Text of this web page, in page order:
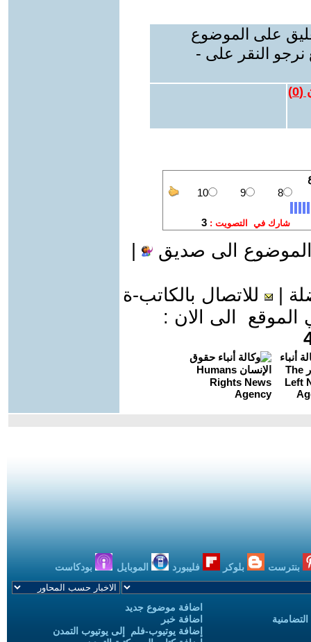
على الموضوع
نرجو النقر على -
(
0
)
الى صديق
للاتصال بالكاتب-ة
الى الان :
بنترست بلوكر فليبورد الموبايل بودكاست
اضافة موضوع جديد
اضافة خبر
إضافة يوتيوب-فلم إلى يوتيوب التمدن